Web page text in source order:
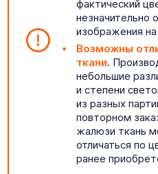
фактический
незначительно
изображения на
Возможны
ткани.
небольшие
и степени
из разных
повторном
жалюзи ткань
отличаться по
ранее